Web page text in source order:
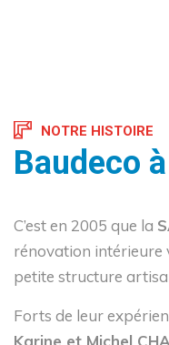
NOTRE HISTOIRE
Baudeco
C’est en 2005 que la
rénovation intérieure
petite structure
Forts de leur